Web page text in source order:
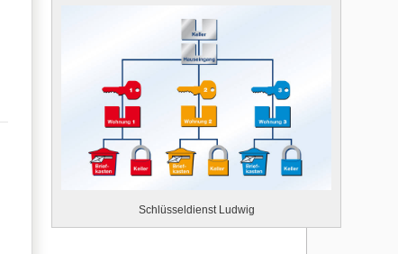
Schlüsseldienst Ludwig